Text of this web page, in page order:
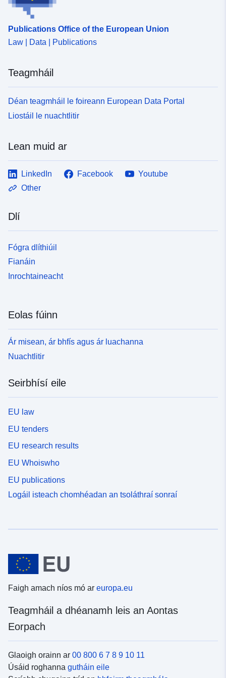
uriRef:
Publications Office of the European Union
Law | Data | Publications
Teagmháil
Déan teagmháil le foireann European Data Portal
Liostáil le nuachtlitir
Lean muid ar
LinkedIn Facebook
Youtube
Other
Dlí
Fógra dlíthiúil
Fianáin
Inrochtaineacht
Eolas fúinn
Ár misean, ár bhfís agus ár luachanna
Nuachtlitir
Seirbhísí eile
EU law
EU tenders
EU research results
EU Whoiswho
EU publications
Logáil isteach chomhéadan an tsoláthraí sonraí
Faigh amach níos mó ar europa.eu
Teagmháil a dhéanamh leis an Aontas
Eorpach
Glaoigh orainn ar 00 800 6 7 8 9 10 11
Úsáid roghanna gutháin eile